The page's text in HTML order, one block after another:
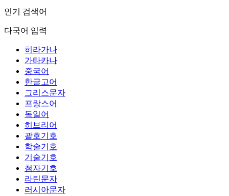
인기 검색어
다국어 입력
히라가나
가타카나
중국어
한글고어
그리스문자
프랑스어
독일어
히브리어
괄호기호
학술기호
기술기호
첨자기호
라틴문자
러시아문자